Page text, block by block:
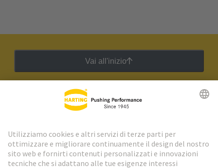
Vai all'inizio
Newsletter HARTING
Vai al registrazione